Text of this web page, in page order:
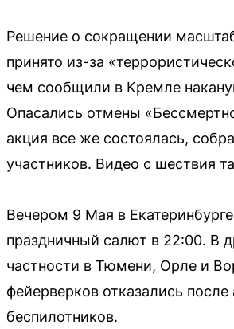
Решение о сокращении
принято из-за
чем сообщили в Кремле
Опасались отмены
акция все же состоялась,
участников. Видео с шествия
Вечером 9 Мая в
праздничный салют в 22:00. В
частности в Тюмени, Орле и
фейерверков отказались после
беспилотников.